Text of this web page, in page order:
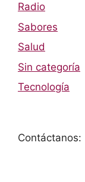
Radio
Sabores
Salud
Sin categoría
Tecnología
Contáctanos: